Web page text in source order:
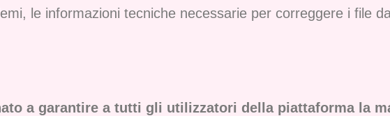
le informazioni tecniche necessarie per correggere i file
a garantire a tutti gli utilizzatori della piattaforma la